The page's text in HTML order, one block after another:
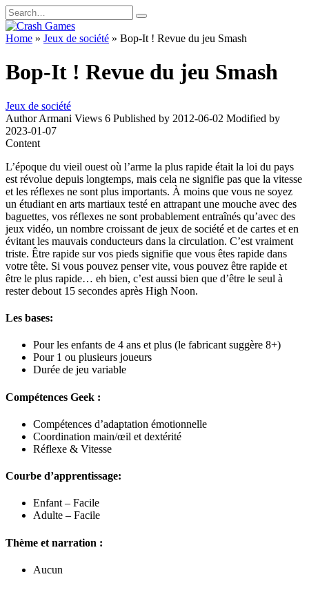
Skip
to
content
Search
for:
Home » Jeux de société » Bop-It ! Revue du jeu Smash
Bop-It ! Revue du jeu Smash
Jeux de société
Author Armani Views 6 Published by 2012-06-02 Modified by
2023-01-07
Content
L’époque du vieil ouest où l’arme la plus rapide était la loi du pays
est révolue depuis longtemps, mais cela ne signifie pas que la vitesse
et les réflexes ne sont plus importants. À moins que vous ne soyez
un étudiant en arts martiaux testé en attrapant une mouche avec des
baguettes, vos réflexes ne sont probablement entraînés qu’avec des
jeux vidéo, un nombre croissant de jeux de société et de cartes et en
évitant les mauvais conducteurs dans la circulation. C’est vraiment
triste. Être rapide sur vos pieds signifie que vous êtes rapide dans
votre tête. Si vous pouvez penser vite, vous pouvez être rapide et
être le plus rapide… eh bien, c’est aussi bien que d’être le seul à
rester debout 15 secondes après High Noon.
Les bases:
Pour les enfants de 4 ans et plus (le fabricant suggère 8+)
Pour 1 ou plusieurs joueurs
Durée de jeu variable
Compétences Geek :
Compétences d’adaptation émotionnelle
Coordination main/œil et dextérité
Réflexe & Vitesse
Courbe d’apprentissage:
Enfant – Facile
Adulte – Facile
Thème et narration :
Aucun